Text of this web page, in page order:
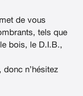
de vous
tels que
bois, le D.I.B.,
n’hésitez